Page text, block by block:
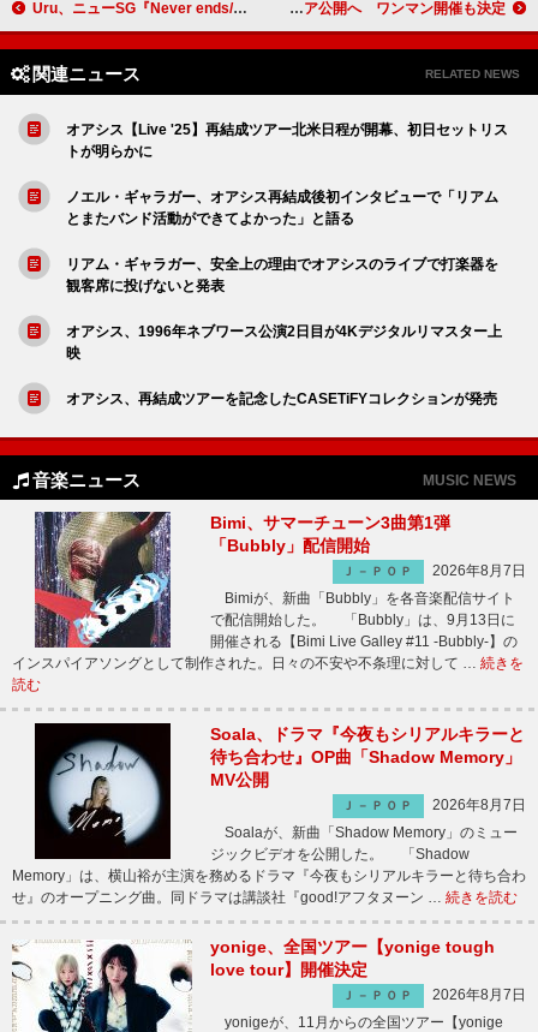
Uru、ニューSG『Never ends/手紙』リリース記念WEBラジオYouTubeにて公開 Rol3ert、新曲「say my name」リリース＆MVプレミア公開へ ワンマン開催も決定
関連ニュース RELATED NEWS
オアシス【Live '25】再結成ツアー北米日程が開幕、初日セットリス
トが明らかに
ノエル・ギャラガー、オアシス再結成後初インタビューで「リアム
とまたバンド活動ができてよかった」と語る
リアム・ギャラガー、安全上の理由でオアシスのライブで打楽器を
観客席に投げないと発表
オアシス、1996年ネブワース公演2日目が4Kデジタルリマスター上
映
オアシス、再結成ツアーを記念したCASETiFYコレクションが発売
音楽ニュース MUSIC NEWS
Bimi、サマーチューン3曲第1弾
「Bubbly」配信開始
Ｊ－ＰＯＰ
2026年8月7日
Bimiが、新曲「Bubbly」を各音楽配信サイト
で配信開始した。 「Bubbly」は、9月13日に
開催される【Bimi Live Galley #11 -Bubbly-】の
インスパイアソングとして制作された。日々の不安や不条理に対して … 続きを
読む
Soala、ドラマ『今夜もシリアルキラーと
待ち合わせ』OP曲「Shadow Memory」
MV公開
Ｊ－ＰＯＰ
2026年8月7日
Soalaが、新曲「Shadow Memory」のミュー
ジックビデオを公開した。 「Shadow
Memory」は、横山裕が主演を務めるドラマ『今夜もシリアルキラーと待ち合わ
せ』のオープニング曲。同ドラマは講談社『good!アフタヌーン … 続きを読む
yonige、全国ツアー【yonige tough
love tour】開催決定
Ｊ－ＰＯＰ
2026年8月7日
yonigeが、11月からの全国ツアー【yonige